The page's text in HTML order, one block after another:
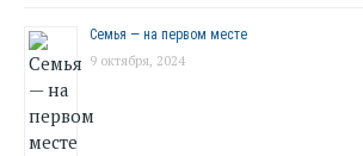
Семья — на первом месте
9 октября, 2024